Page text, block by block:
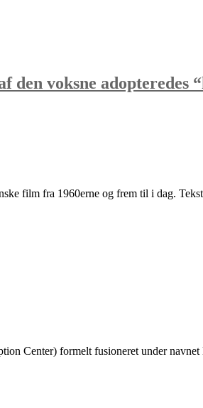
voksne adopteredes
film fra 1960erne og frem til i dag.
Center) formelt fusioneret under